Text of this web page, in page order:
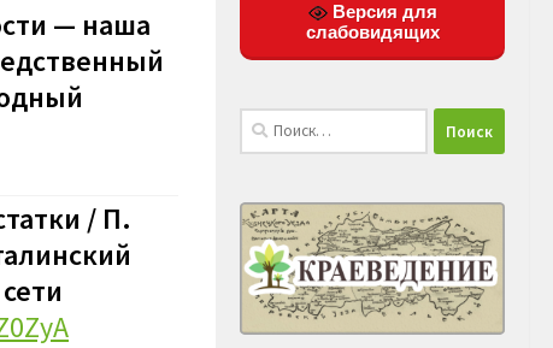
— наша
/ П.
Версия для
слабовидящих
Найти: